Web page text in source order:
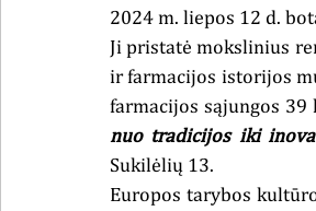
2024 m. liepos 12 d.
Ji pristatė mokslinius
ir farmacijos istorijos
farmacijos sąjungos
nuo tradicijos iki
Sukilėlių 13.
Europos tarybos